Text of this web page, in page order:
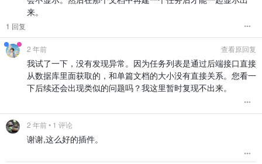
来。
1 回复
2 年前 查看原回复
我试了一下，没有发现异常。因为任务列表是通过后端接口直接
从数据库里面获取的，和单篇文档的大小没有直接关系。您看一
下后续还会出现类似的问题吗？我这里暂时复现不出来。
2 年前• 1 评论
谢谢,这么好的插件。